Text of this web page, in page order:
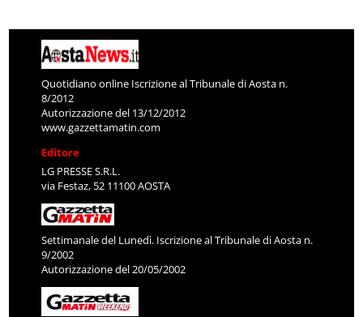
Quotidiano online Iscrizione al Tribunale di Aosta n.
8/2012
Autorizzazione del 13/12/2012
www.gazzettamatin.com
Editore
LG PRESSE S.R.L.
via Festaz, 52 11100 AOSTA
Settimanale del Lunedì. Iscrizione al Tribunale di Aosta n.
9/2002
Autorizzazione del 20/05/2002